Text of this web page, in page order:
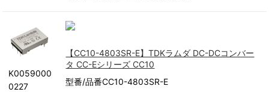
K0059000
0227
【CC10-4803SR-E】TDKラムダ DC-DCコンバー
タ CC-Eシリーズ CC10
型番/品番CC10-4803SR-E